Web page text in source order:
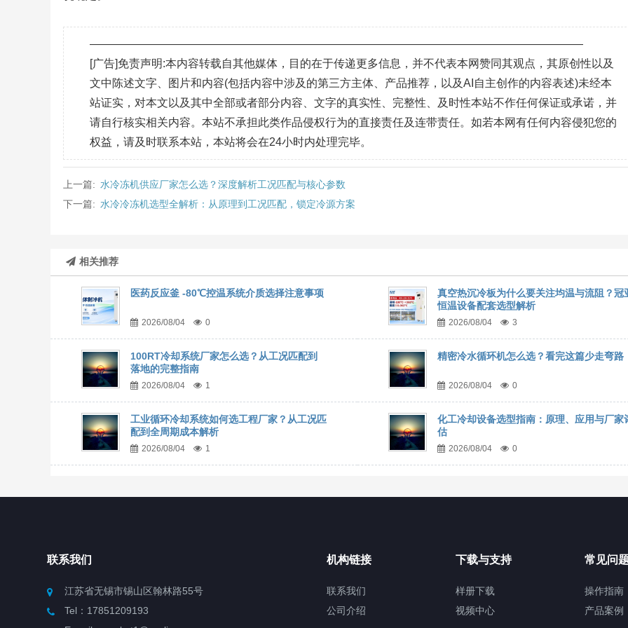
————————————————————————————————————————————
[广告]免责声明:本内容转载自其他媒体，目的在于传递更多信息，并不代表本网赞同其观点，其原创性以及
文中陈述文字、图片和内容(包括内容中涉及的第三方主体、产品推荐，以及AI自主创作的内容表述)未经本
站证实，对本文以及其中全部或者部分内容、文字的真实性、完整性、及时性本站不作任何保证或承诺，并
请自行核实相关内容。本站不承担此类作品侵权行为的直接责任及连带责任。如若本网有任何内容侵犯您的
权益，请及时联系本站，本站将会在24小时内处理完毕。
上一篇: 水冷冻机供应厂家怎么选？深度解析工况匹配与核心参数
下一篇: 水冷冷冻机选型全解析：从原理到工况匹配，锁定冷源方案
相关推荐
医药反应釜 -80℃控温系统介质选择注意事项
2026/08/04 0
真空热沉冷板为什么要关注均温与流阻？冠
恒温设备配套选型解析
2026/08/04 3
100RT冷却系统厂家怎么选？从工况匹配到
落地的完整指南
2026/08/04 1
精密冷水循环机怎么选？看完这篇少走弯路
2026/08/04 0
工业循环冷却系统如何选工程厂家？从工况匹
配到全周期成本解析
2026/08/04 1
化工冷却设备选型指南：原理、应用与厂家
估
2026/08/04 0
联系我们
江苏省无锡市锡山区翰林路55号
Tel：17851209193
机构链接
联系我们
公司介绍
下载与支持
样册下载
视频中心
常见问
操作指南
产品案例